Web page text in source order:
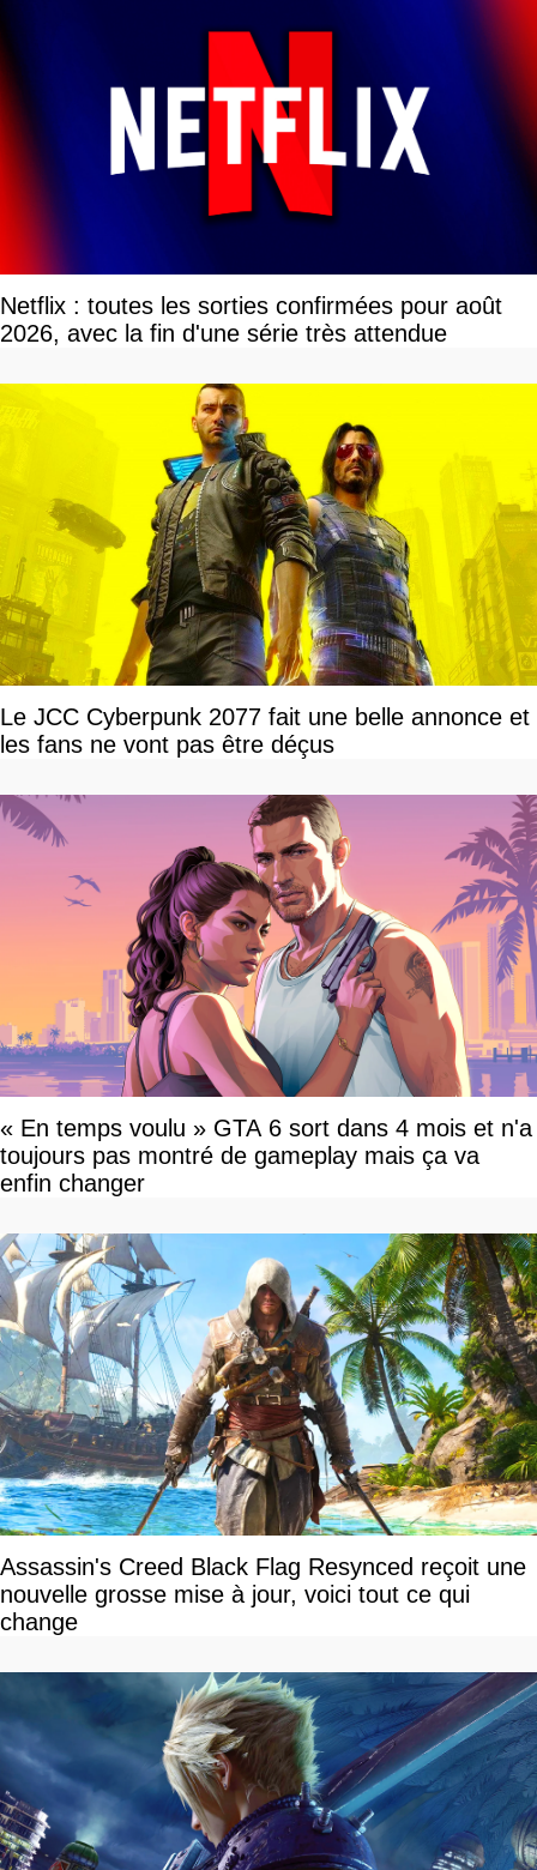
Netflix : toutes les sorties confirmées pour août
2026, avec la fin d'une série très attendue
Le JCC Cyberpunk 2077 fait une belle annonce et
les fans ne vont pas être déçus
« En temps voulu » GTA 6 sort dans 4 mois et n'a
toujours pas montré de gameplay mais ça va
enfin changer
Assassin's Creed Black Flag Resynced reçoit une
nouvelle grosse mise à jour, voici tout ce qui
change